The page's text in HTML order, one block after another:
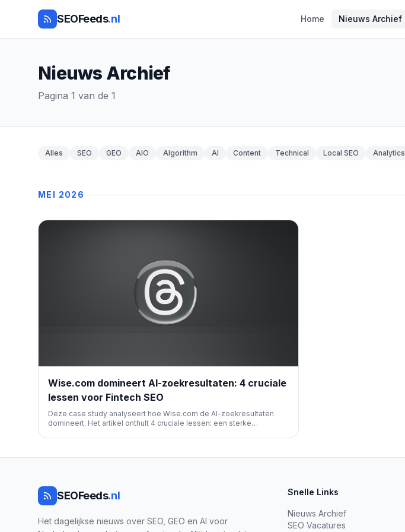
SEOFeeds.nl Home Nieuws Archief
Nieuws Archief
Pagina 1 van de 1
Alles SEO GEO AIO Algorithm AI Content Technical Local SEO Analytics
MEI 2026
Wise.com domineert AI-zoekresultaten: 4 cruciale
lessen voor Fintech SEO
Deze case study analyseert hoe Wise.com de AI-zoekresultaten
domineert. Het artikel onthult 4 cruciale lessen: een sterke
SEOFeeds.nl
Het dagelijkse nieuws over SEO, GEO en AI voor
Snelle Links
Nieuws Archief
SEO Vacatures